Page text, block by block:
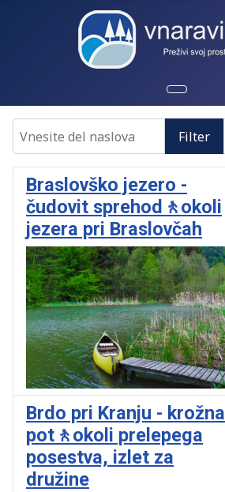
Filter
Braslovško jezero -
čudovit sprehod🚶okoli
jezera pri Braslovčah
Brdo pri Kranju - krožna
pot🚶okoli prelepega
posestva, izlet za
družine